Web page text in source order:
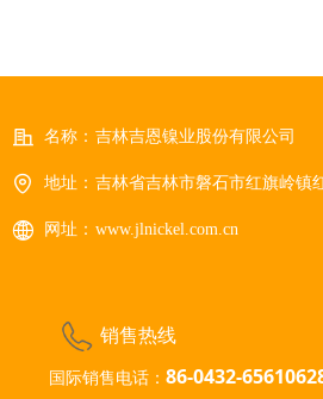
名称： 吉林吉恩镍业股份有限公司
地址： 吉林省吉林市磐石市红旗岭镇
网址： www.jlnickel.com.cn
销售热线
国际销售电话： 86-0432-